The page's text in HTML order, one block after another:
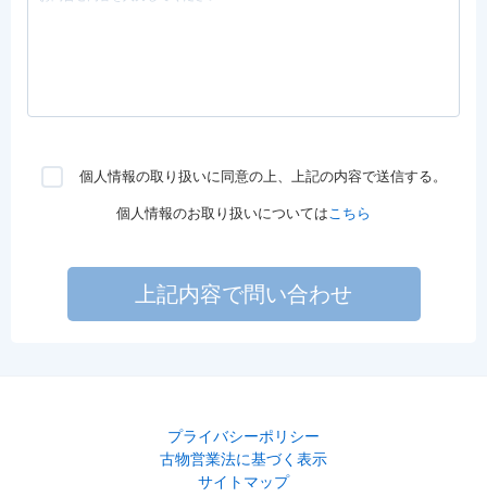
個人情報の取り扱いに同意の上、上記の内容で送信する。
個人情報のお取り扱いについてはこちら
上記内容で問い合わせ
プライバシーポリシー
古物営業法に基づく表示
サイトマップ